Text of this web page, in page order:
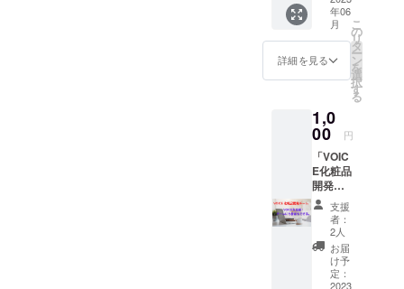
す。
●また、
希望す
「VOIC
E化粧品
ム」の
一員と
して参
加する
ことが
出来ま
す。
り、２
回目・
３回目
は、メ
円（税
込）で
を購入
するこ
とが出
来ま
す。
●また、
希望す
れば、
「VOIC
別問わ
ずに使
えるか
ら、ご
も一緒
に使え
ます◎
（※写真
はイ
メージ
です）
【クラ
ウド
ファン
ディン
グ特
込・送
料込
み）が
キャン
プファ
イヤー
45%オ
フの
8950円
（税
込・送
料込
み） 本
気のエ
イジン
グケア
美容液
をお試
年06
月
詳細を見る
こ
の
リ
タ
ー
ン
を
選
択
す
る
1,0
00 円
「VOIC
E化粧品
開発
チー
ム」を
応援し
てくだ
さる方
へ。 ま
支援
者：
2人
お届
け予
定：
2023